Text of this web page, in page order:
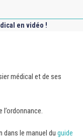
en vidéo !
médical et de ses
le manuel du guide